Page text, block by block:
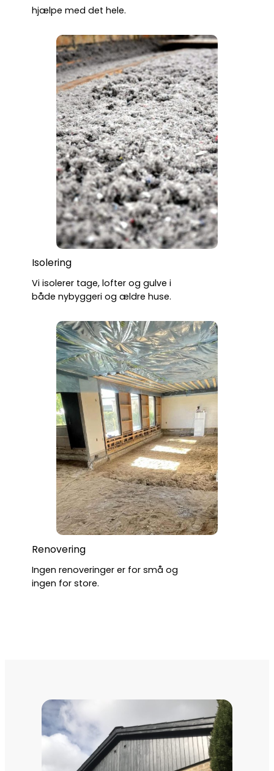
hjælpe med det hele.
Isolering
Vi isolerer tage, lofter og gulve i
både nybyggeri og ældre huse.
Renovering
Ingen renoveringer er for små og
ingen for store.